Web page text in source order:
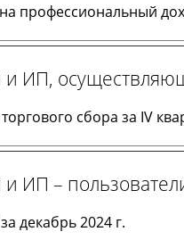
профессиональный
ИП,
сбора за IV
ИП –
декабрь 2024 г.